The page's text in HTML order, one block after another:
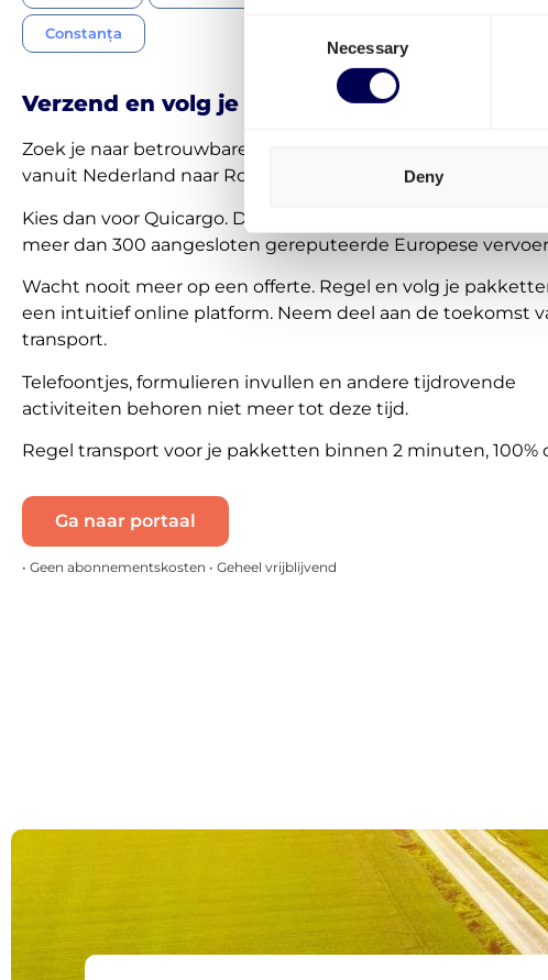
Necessary
Deny
Constanța
Verzend en volg je pakketten 100% online
Zoek je naar betrouwbare pakketten koeriers voor
vanuit Nederland naar Roemenië?
Kies dan voor Quicargo. De #1 digitale expediteur van
meer dan 300 aangesloten gereputeerde Europese
Wacht nooit meer op een offerte. Regel en volg je
een intuitief online platform. Neem deel aan de toekomst
transport.
Telefoontjes, formulieren invullen en andere tijdrovende
activiteiten behoren niet meer tot deze tijd.
Regel transport voor je pakketten binnen 2 minuten, 100%
Ga naar portaal
• Geen abonnementskosten • Geheel vrijblijvend